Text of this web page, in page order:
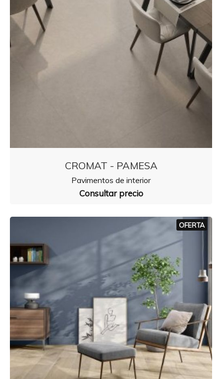
CROMAT - PAMESA
Pavimentos de interior
Consultar precio
OFERTA